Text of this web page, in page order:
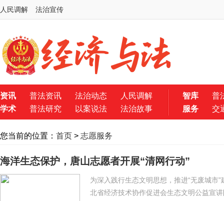
人民调解 法治宣传
资讯 普法资讯 法治动态
人民调解
学术
普法研究 以案说法 法治故事
智库
普
服务
交
您当前的位置： 首页 > 志愿服务
海洋生态保护，唐山志愿者开展“清网行动”
为深入践行生态文明思想，推进“无废城市
北省经济技术协作促进会生态文明公益宣